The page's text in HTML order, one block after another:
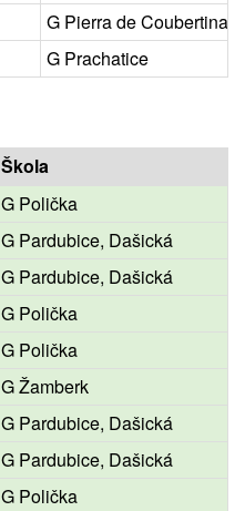
G Pierra de Coubertina,
G Prachatice
Škola
G Polička
G Pardubice, Dašická
G Pardubice, Dašická
G Polička
G Polička
G Žamberk
G Pardubice, Dašická
G Pardubice, Dašická
G Polička